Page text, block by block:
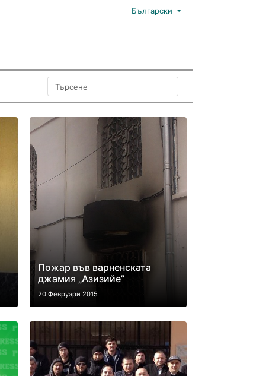
Български
Пожар във варненската
джамия „Азизийе”
20 Февруари 2015